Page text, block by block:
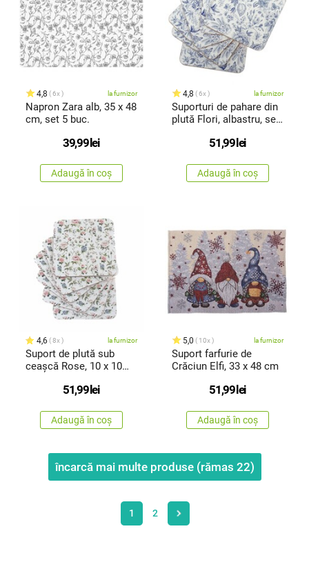
4,8 6x la furnizor
Napron Zara alb, 35 x 48
cm, set 5 buc.
39,99 lei
Adaugă în coș
4,8 6x la furnizor
Suporturi de pahare din
plută Flori, albastru, set
51,99 lei
Adaugă în coș
4,6 8x la furnizor
Suport de plută sub
ceașcă Rose, 10 x 10
51,99 lei
Adaugă în coș
5,0 10x la furnizor
Suport farfurie de
Crăciun Elfi, 33 x 48 cm
51,99 lei
Adaugă în coș
încarcă mai multe produse (rămas 22)
1 2